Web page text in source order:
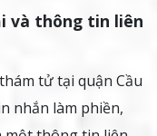
và thông tin liên
tử tại quận Cầu
nhắn làm phiền,